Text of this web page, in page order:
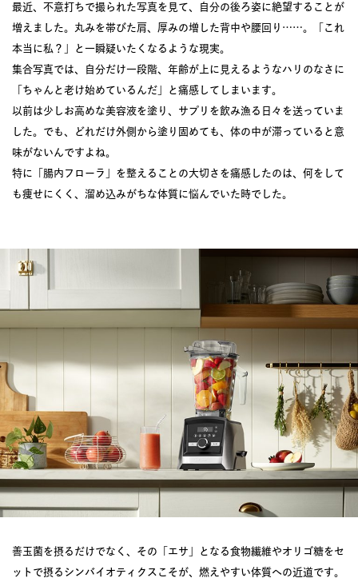
最近、不意打ちで撮られた写真を見て、自分の後ろ姿に絶望することが
増えました。丸みを帯びた肩、厚みの増した背中や腰回り……。「これ
本当に私？」と一瞬疑いたくなるような現実。
集合写真では、自分だけ一段階、年齢が上に見えるようなハリのなさに
「ちゃんと老け始めているんだ」と痛感してしまいます。
以前は少しお高めな美容液を塗り、サプリを飲み漁る日々を送っていま
した。でも、どれだけ外側から塗り固めても、体の中が滞っていると意
味がないんですよね。
特に「腸内フローラ」を整えることの大切さを痛感したのは、何をして
も痩せにくく、溜め込みがちな体質に悩んでいた時でした。
善玉菌を摂るだけでなく、その「エサ」となる食物繊維やオリゴ糖をセ
ットで摂るシンバイオティクスこそが、燃えやすい体質への近道です。